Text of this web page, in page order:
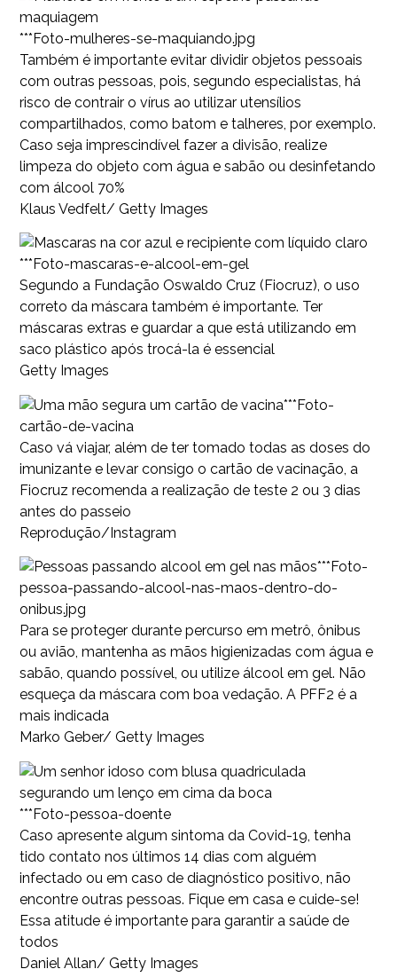
***Foto-mulheres-se-maquiando.jpg
Também é importante evitar dividir objetos pessoais
com outras pessoas, pois, segundo especialistas, há
risco de contrair o vírus ao utilizar utensílios
compartilhados, como batom e talheres, por exemplo.
Caso seja imprescindível fazer a divisão, realize
limpeza do objeto com água e sabão ou desinfetando
com álcool 70%
Klaus Vedfelt/ Getty Images
***Foto-mascaras-e-alcool-em-gel
Segundo a Fundação Oswaldo Cruz (Fiocruz), o uso
correto da máscara também é importante. Ter
máscaras extras e guardar a que está utilizando em
saco plástico após trocá-la é essencial
Getty Images
***Foto-
cartão-de-vacina
Caso vá viajar, além de ter tomado todas as doses do
imunizante e levar consigo o cartão de vacinação, a
Fiocruz recomenda a realização de teste 2 ou 3 dias
antes do passeio
Reprodução/Instagram
***Foto-
pessoa-passando-alcool-nas-maos-dentro-do-
onibus.jpg
Para se proteger durante percurso em metrô, ônibus
ou avião, mantenha as mãos higienizadas com água e
sabão, quando possível, ou utilize álcool em gel. Não
esqueça da máscara com boa vedação. A PFF2 é a
mais indicada
Marko Geber/ Getty Images
***Foto-pessoa-doente
Caso apresente algum sintoma da Covid-19, tenha
tido contato nos últimos 14 dias com alguém
infectado ou em caso de diagnóstico positivo, não
encontre outras pessoas. Fique em casa e cuide-se!
Essa atitude é importante para garantir a saúde de
todos
Daniel Allan/ Getty Images